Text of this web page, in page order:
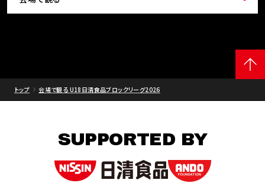
トップ 会場で観る U18日清食品ブロックリーグ2026
SUPPORTED BY